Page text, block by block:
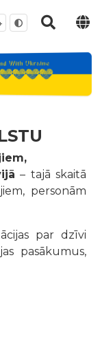
– tajā skaitā
personām
par dzīvi
pasākumus,